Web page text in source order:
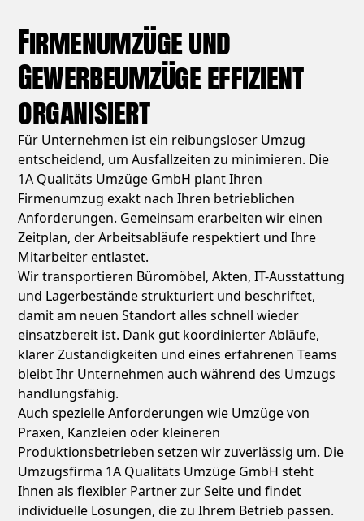
Firmenumzüge und
Gewerbeumzüge effizient
organisiert
Für Unternehmen ist ein reibungsloser Umzug
entscheidend, um Ausfallzeiten zu minimieren. Die
1A Qualitäts Umzüge GmbH plant Ihren
Firmenumzug exakt nach Ihren betrieblichen
Anforderungen. Gemeinsam erarbeiten wir einen
Zeitplan, der Arbeitsabläufe respektiert und Ihre
Mitarbeiter entlastet.
Wir transportieren Büromöbel, Akten, IT-Ausstattung
und Lagerbestände strukturiert und beschriftet,
damit am neuen Standort alles schnell wieder
einsatzbereit ist. Dank gut koordinierter Abläufe,
klarer Zuständigkeiten und eines erfahrenen Teams
bleibt Ihr Unternehmen auch während des Umzugs
handlungsfähig.
Auch spezielle Anforderungen wie Umzüge von
Praxen, Kanzleien oder kleineren
Produktionsbetrieben setzen wir zuverlässig um. Die
Umzugsfirma 1A Qualitäts Umzüge GmbH steht
Ihnen als flexibler Partner zur Seite und findet
individuelle Lösungen, die zu Ihrem Betrieb passen.